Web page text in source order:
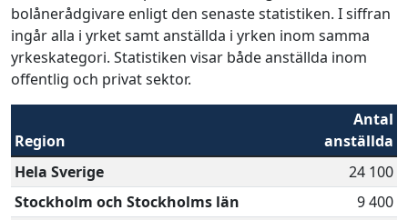
bolånerådgivare enligt den senaste statistiken. I siffran
ingår alla i yrket samt anställda i yrken inom samma
yrkeskategori. Statistiken visar både anställda inom
offentlig och privat sektor.
Region
Antal
anställda
Hela Sverige
24 100
Stockholm och Stockholms län
9 400